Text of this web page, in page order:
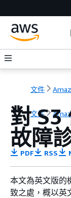
文件
文件
對 S3
故障
PDF RSS
本文為英文版的
致之處，概以英